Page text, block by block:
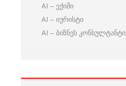
AI – ექიმი
AI – იურისტი
AI – ბიზნეს კონსულტანტი